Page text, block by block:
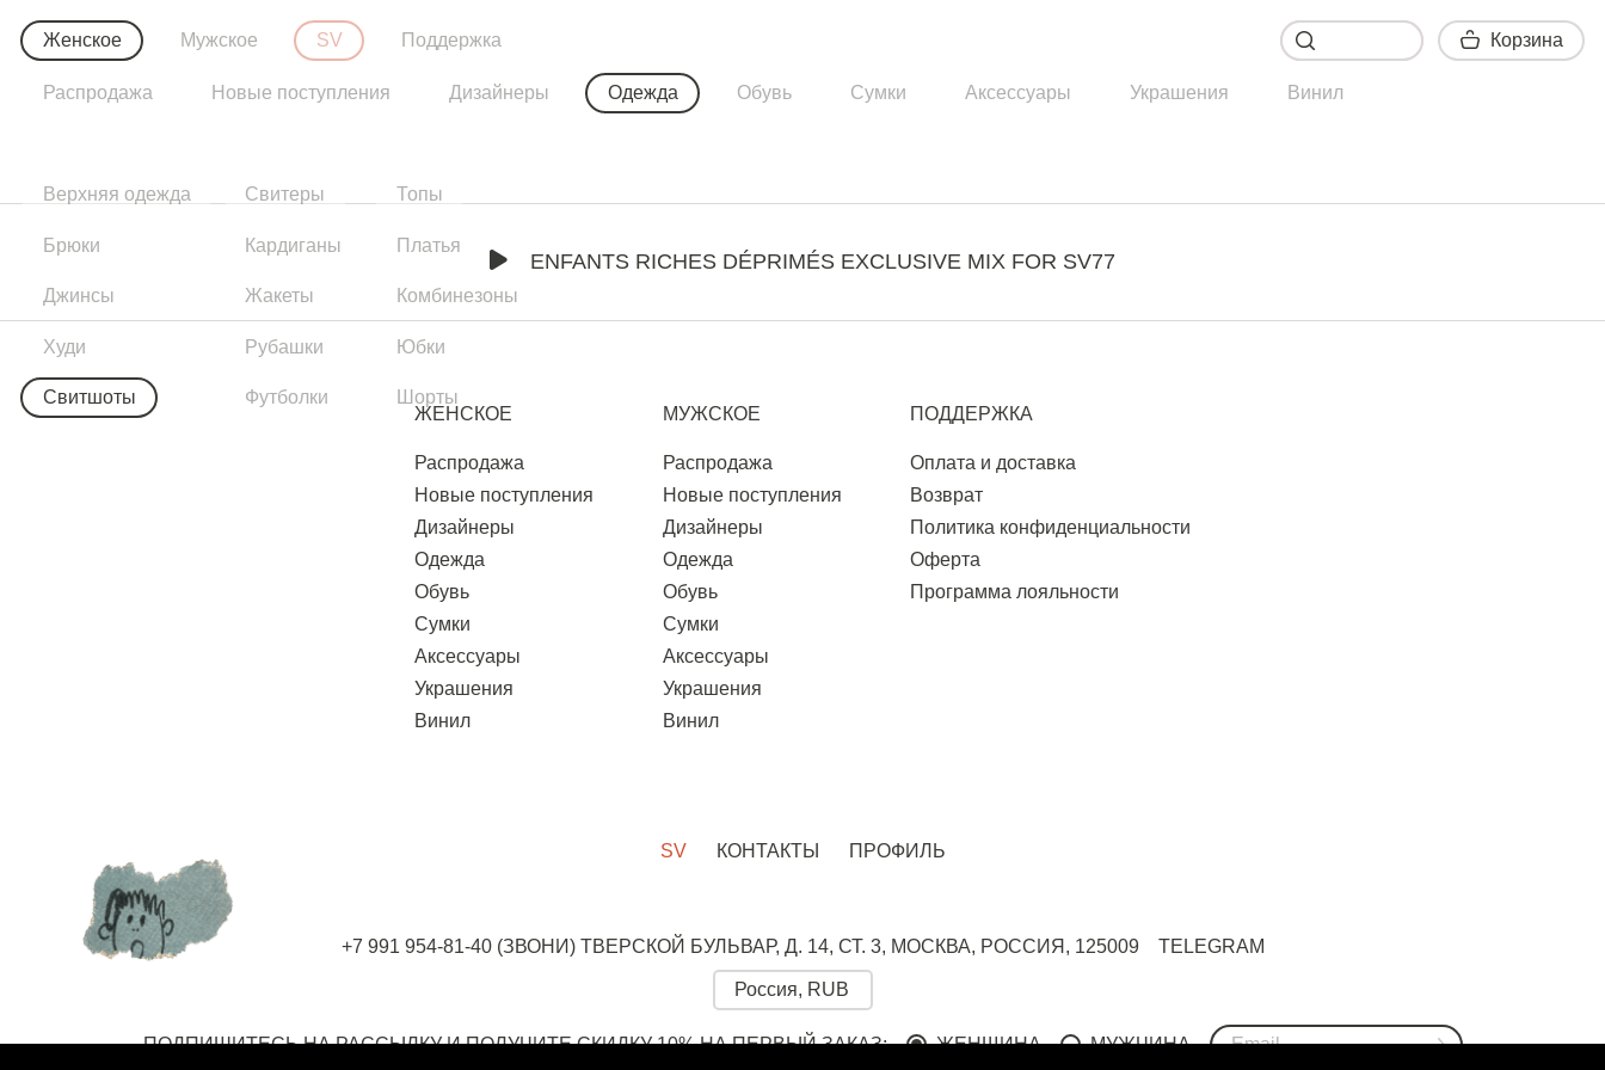
Женское Мужское SV Поддержка Корзина
Распродажа Новые поступления Дизайнеры Одежда Обувь Сумки Аксессуары Украшения Винил
Верхняя одежда
Брюки
Джинсы
Худи
Свитшоты
Свитеры
Кардиганы
Жакеты
Рубашки
Футболки
Топы
Платья
Комбинезоны
Юбки
Шорты
ENFANTS RICHES DÉPRIMÉS EXCLUSIVE MIX FOR SV77
ЖЕНСКОЕ
Распродажа
Новые поступления
Дизайнеры
Одежда
Обувь
Сумки
Аксессуары
Украшения
Винил
МУЖСКОЕ
Распродажа
Новые поступления
Дизайнеры
Одежда
Обувь
Сумки
Аксессуары
Украшения
Винил
ПОДДЕРЖКА
Оплата и доставка
Возврат
Политика конфиденциальности
Оферта
Программа лояльности
SV КОНТАКТЫ ПРОФИЛЬ
+7 991 954-81-40(ЗВОНИ) ТВЕРСКОЙ БУЛЬВАР, Д. 14, СТ. 3, МОСКВА, РОССИЯ, 125009 TELEGRAM
ПОДПИШИТЕСЬ НА РАССЫЛКУ И ПОЛУЧИТЕ СКИДКУ 10% НА ПЕРВЫЙ ЗАКАЗ: ЖЕНЩИНА МУЖЧИНА
Корзина